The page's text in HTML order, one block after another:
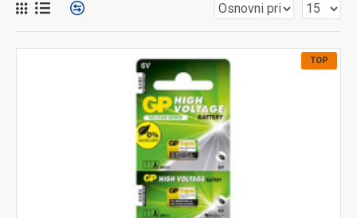
U našoj prodavnici u Novom Sadu možete pronaći veliki asortiman GP baterija. Bilo da vam je
TOP